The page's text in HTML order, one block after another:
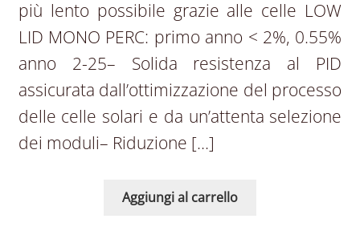
più lento possibile grazie alle celle LOW
LID MONO PERC: primo anno < 2%, 0.55%
anno 2-25– Solida resistenza al PID
assicurata dall’ottimizzazione del processo
delle celle solari e da un’attenta selezione
dei moduli– Riduzione […]
Aggiungi al carrello